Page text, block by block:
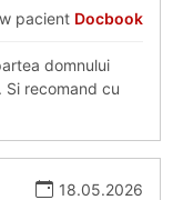
pacient Docbook
domnului
Si recomand cu
18.05.2026